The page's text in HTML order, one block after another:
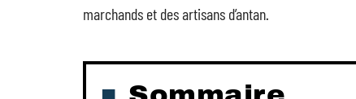
marchands et des artisans d’antan.